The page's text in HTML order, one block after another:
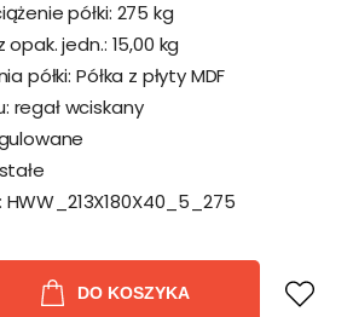
półki: 275 kg
jedn.: 15,00 kg
półki: Półka z płyty MDF
regał wciskany
stałe
HWW_213X180X40_5_275
DO KOSZYKA